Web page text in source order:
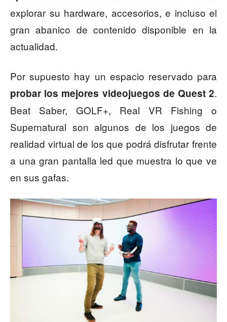
explorar su hardware, accesorios, e incluso el
gran abanico de contenido disponible en la
actualidad.
Por supuesto hay un espacio reservado para
probar los mejores videojuegos de Quest 2.
Beat Saber, GOLF+, Real VR Fishing o
Supernatural son algunos de los juegos de
realidad virtual de los que podrá disfrutar frente
a una gran pantalla led que muestra lo que ve
en sus gafas.